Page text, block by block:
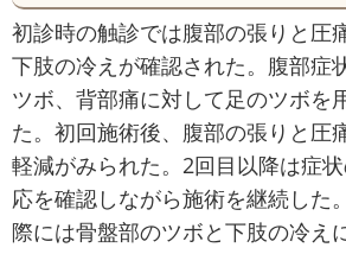
初診時の触診では腹部の張りと圧
下肢の冷えが確認された。腹部症
ツボ、背部痛に対して足のツボを
た。初回施術後、腹部の張りと圧
軽減がみられた。2回目以降は症
応を確認しながら施術を継続した
際には骨盤部のツボと下肢の冷え